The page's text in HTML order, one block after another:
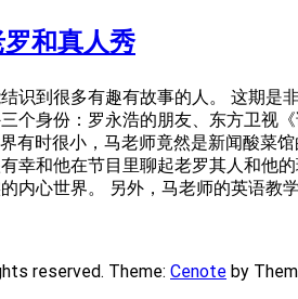
和真人秀
识到很多有趣有故事的人。 这期是
个身份：罗永浩的朋友、东方卫
有时很小，马老师竟然是新闻酸菜
幸和他在节目里聊起老罗其人和他
内心世界。 另外，马老师的英语
reserved. Theme: Cenote by